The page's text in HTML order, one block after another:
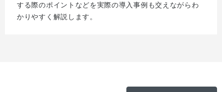
する際のポイントなどを実際の導入事例も交えながらわ
かりやすく解説します。